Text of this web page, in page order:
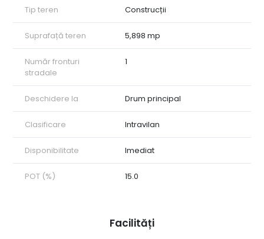
parcelei
Loc retras si plin de liniste.
🔝 Locația ideală pentru construirea unei case de vis, într-un
cadru natural, dar aproape de Cetatea Alba Carolina.
📞 Pentru mai multe detalii sau pentru o vizionare, nu ezitați să
mă contactați! ID intern: CP2565887
Tip teren Construcții
Suprafață teren 5,898 mp
Număr fronturi
stradale
1
Deschidere la Drum principal
Clasificare Intravilan
Disponibilitate Imediat
POT (%) 15.0
Facilități